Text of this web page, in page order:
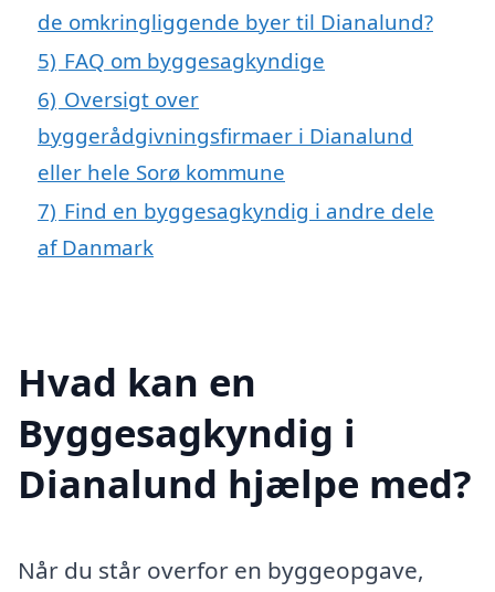
de omkringliggende byer til Dianalund?
5) FAQ om byggesagkyndige
6) Oversigt over
byggerådgivningsfirmaer i Dianalund
eller hele Sorø kommune
7) Find en byggesagkyndig i andre dele
af Danmark
Hvad kan en
Byggesagkyndig i
Dianalund hjælpe med?
Når du står overfor en byggeopgave,